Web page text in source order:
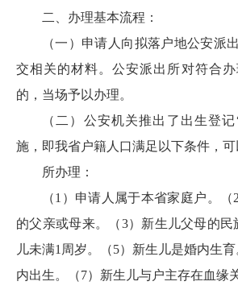
二、办理基本流程：
（一）申请人向拟落户地公安派
交相关的材料。公安派出所对符合
的，当场予以办理。
（二）公安机关推出了出生登
施，即我省户籍人口满足以下条件，
所办理：
（1）申请人属于本省家庭户。
的父亲或母来。（3）新生儿父母的民
儿未满1周岁。（5）新生儿是婚内生
内出生。（7）新生儿与户主存在血缘